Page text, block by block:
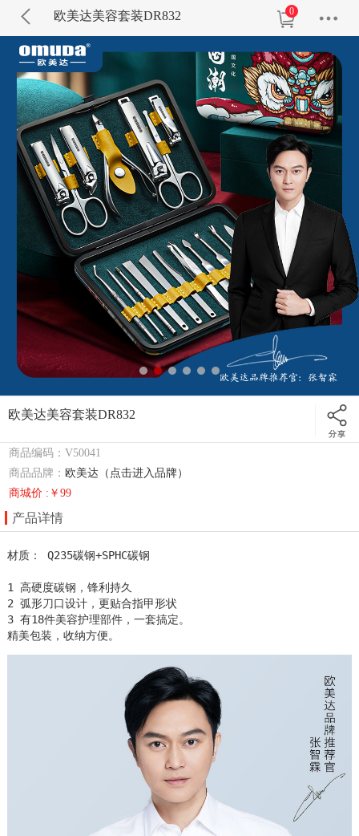
欧美达美容套装DR832 0
欧美达美容套装DR832
商品编码：V50041
商品品牌：欧美达（点击进入品牌）
商城价 :￥99
产品详情
材质： Q235碳钢+SPHC碳钢
1 高硬度碳钢，锋利持久
2 弧形刀口设计，更贴合指甲形状
3 有18件美容护理部件，一套搞定。
精美包装，收纳方便。